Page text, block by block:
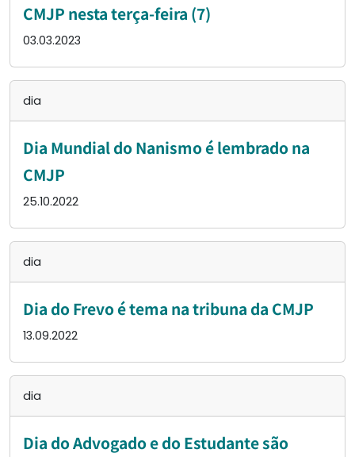
CMJP nesta terça-feira (7)
03.03.2023
dia
Dia Mundial do Nanismo é lembrado na
CMJP
25.10.2022
dia
Dia do Frevo é tema na tribuna da CMJP
13.09.2022
dia
Dia do Advogado e do Estudante são